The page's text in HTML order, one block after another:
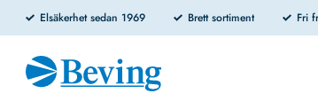
Elsäkerhet sedan 1969 Brett sortiment Fri